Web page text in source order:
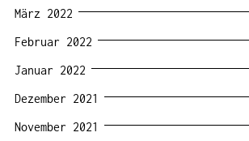
März 2022
Februar 2022
Januar 2022
Dezember 2021
November 2021